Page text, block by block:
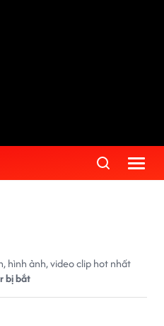
hình ảnh, video clip hot nhất
bị bắt